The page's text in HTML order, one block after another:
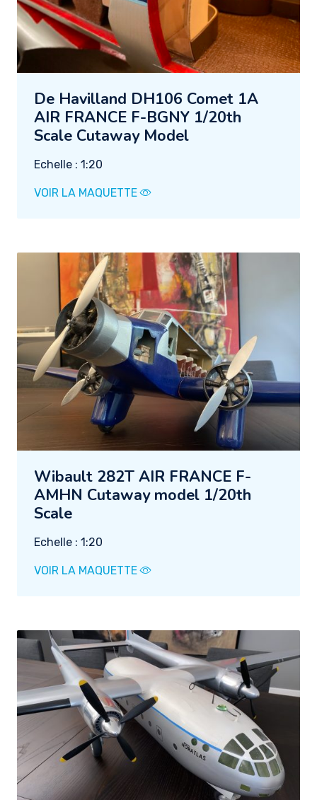
De Havilland DH106 Comet 1A
AIR FRANCE F-BGNY 1/20th
Scale Cutaway Model
Echelle : 1:20
VOIR LA MAQUETTE
Wibault 282T AIR FRANCE F-
AMHN Cutaway model 1/20th
Scale
Echelle : 1:20
VOIR LA MAQUETTE